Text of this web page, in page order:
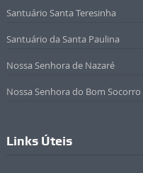
Santuário Santa Teresinha
Santuário da Santa Paulina
Nossa Senhora de Nazaré
Nossa Senhora do Bom Socorro
Links Úteis